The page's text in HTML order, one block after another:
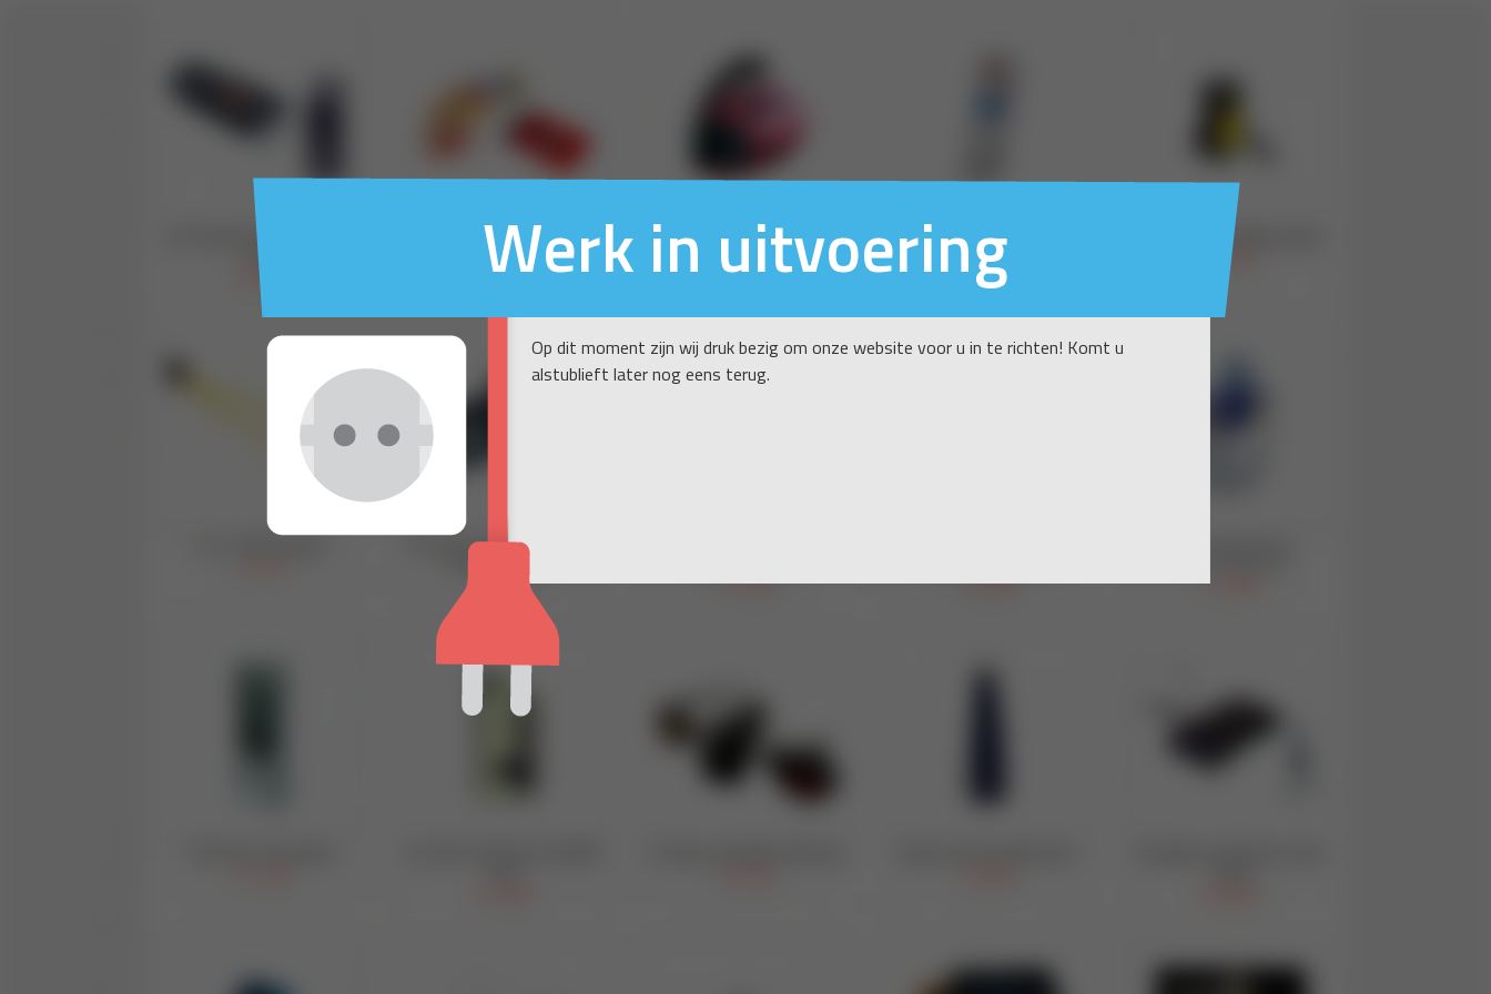
Werk in uitvoering
Op dit moment zijn wij druk bezig om onze website voor u in te richten! Komt u
alstublieft later nog eens terug.